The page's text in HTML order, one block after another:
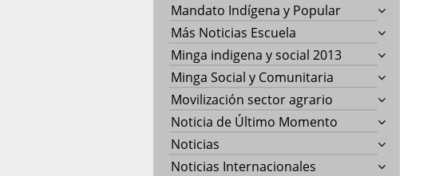
Mandato Indígena y Popular
Más Noticias Escuela
Minga indigena y social 2013
Minga Social y Comunitaria
Movilización sector agrario
Noticia de Último Momento
Noticias
Noticias Internacionales